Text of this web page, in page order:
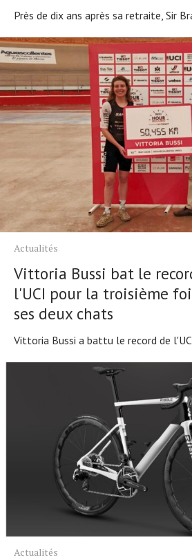
Près de dix ans après sa retraite, Sir
Actualités
Vittoria Bussi bat le
l'UCI pour la troisième
ses deux chats
Vittoria Bussi a battu le record de
Actualités